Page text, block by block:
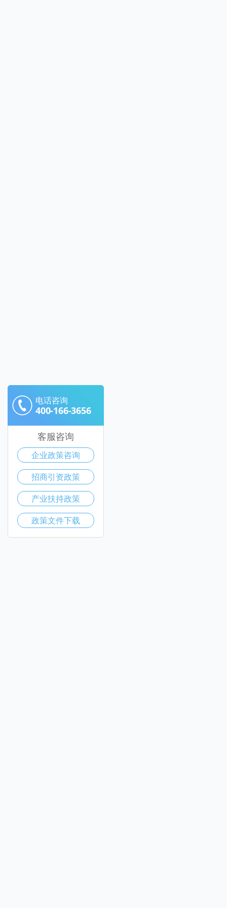
电话咨询
400-166-3656
客服咨询
企业政策咨询
招商引资政策
产业扶持政策
政策文件下载